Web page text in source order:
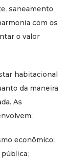
saneamento
com os
o valor
habitacional
da maneira
As
econômico;